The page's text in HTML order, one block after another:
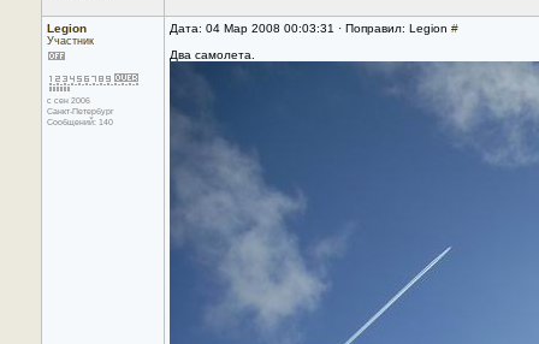
Legion
Участник
с сен 2006
Санкт-Петербург
Сообщений: 140
Дата: 04 Мар 2008 00:03:31 · Поправил: Legion #
Два самолета.